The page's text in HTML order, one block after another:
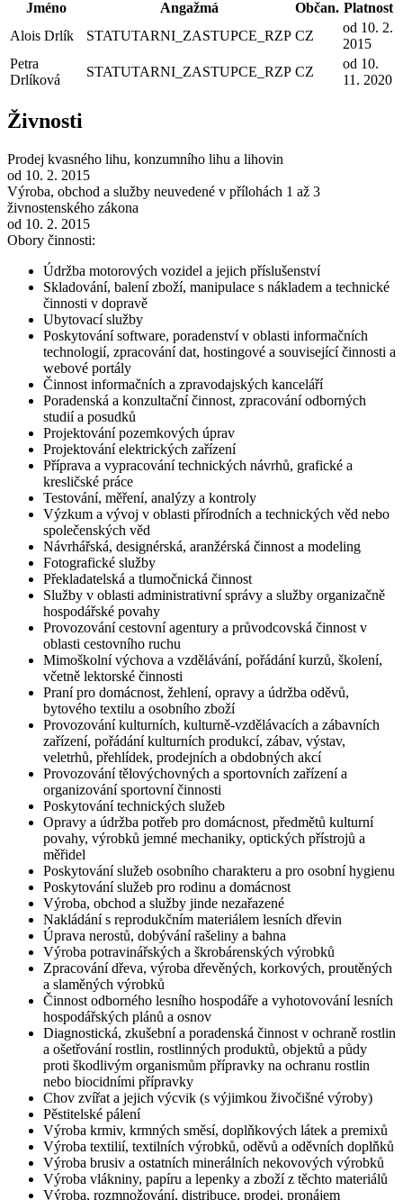
Jméno Angažmá Občan. Platnost
Alois Drlík
STATUTARNI_ZASTUPCE_RZP CZ
od 10. 2.
2015
Petra
Drlíková
STATUTARNI_ZASTUPCE_RZP CZ
od 10.
11. 2020
Živnosti
Prodej kvasného lihu, konzumního lihu a lihovin
od 10. 2. 2015
Výroba, obchod a služby neuvedené v přílohách 1 až 3
živnostenského zákona
od 10. 2. 2015
Obory činnosti:
Údržba motorových vozidel a jejich příslušenství
Skladování, balení zboží, manipulace s nákladem a technické
činnosti v dopravě
Ubytovací služby
Poskytování software, poradenství v oblasti informačních
technologií, zpracování dat, hostingové a související činnosti a
webové portály
Činnost informačních a zpravodajských kanceláří
Poradenská a konzultační činnost, zpracování odborných
studií a posudků
Projektování pozemkových úprav
Projektování elektrických zařízení
Příprava a vypracování technických návrhů, grafické a
kresličské práce
Testování, měření, analýzy a kontroly
Výzkum a vývoj v oblasti přírodních a technických věd nebo
společenských věd
Návrhářská, designérská, aranžérská činnost a modeling
Fotografické služby
Překladatelská a tlumočnická činnost
Služby v oblasti administrativní správy a služby organizačně
hospodářské povahy
Provozování cestovní agentury a průvodcovská činnost v
oblasti cestovního ruchu
Mimoškolní výchova a vzdělávání, pořádání kurzů, školení,
včetně lektorské činnosti
Praní pro domácnost, žehlení, opravy a údržba oděvů,
bytového textilu a osobního zboží
Provozování kulturních, kulturně-vzdělávacích a zábavních
zařízení, pořádání kulturních produkcí, zábav, výstav,
veletrhů, přehlídek, prodejních a obdobných akcí
Provozování tělovýchovných a sportovních zařízení a
organizování sportovní činnosti
Poskytování technických služeb
Opravy a údržba potřeb pro domácnost, předmětů kulturní
povahy, výrobků jemné mechaniky, optických přístrojů a
měřidel
Poskytování služeb osobního charakteru a pro osobní hygienu
Poskytování služeb pro rodinu a domácnost
Výroba, obchod a služby jinde nezařazené
Nakládání s reprodukčním materiálem lesních dřevin
Úprava nerostů, dobývání rašeliny a bahna
Výroba potravinářských a škrobárenských výrobků
Zpracování dřeva, výroba dřevěných, korkových, proutěných
a slaměných výrobků
Činnost odborného lesního hospodáře a vyhotovování lesních
hospodářských plánů a osnov
Diagnostická, zkušební a poradenská činnost v ochraně rostlin
a ošetřování rostlin, rostlinných produktů, objektů a půdy
proti škodlivým organismům přípravky na ochranu rostlin
nebo biocidními přípravky
Chov zvířat a jejich výcvik (s výjimkou živočišné výroby)
Pěstitelské pálení
Výroba krmiv, krmných směsí, doplňkových látek a premixů
Výroba textilií, textilních výrobků, oděvů a oděvních doplňků
Výroba brusiv a ostatních minerálních nekovových výrobků
Výroba vlákniny, papíru a lepenky a zboží z těchto materiálů
Výroba, rozmnožování, distribuce, prodej, pronájem